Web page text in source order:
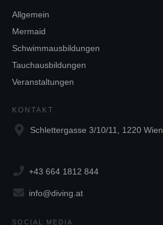
Allgemein
Mermaid
Schwimmausbildungen
Tauchausbildungen
Veranstaltungen
KONTAKT
Schlettergasse 3/10/11, 1220 Wien
+43 664 1812 844
info@diving.at
SOCIAL MEDIA